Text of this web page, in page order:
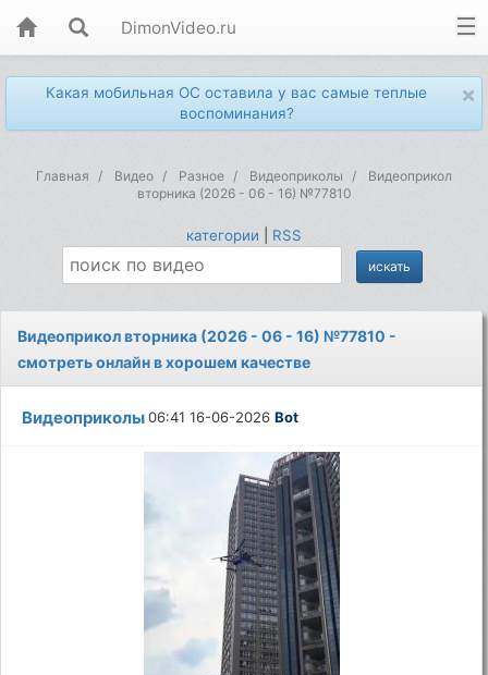
DimonVideo.ru
×
Какая мобильная ОС оставила у вас самые теплые
воспоминания?
Главная Видео Разное Видеоприколы
Видеоприкол
вторника (2026 - 06 - 16) №77810
категории RSS
Видеоприкол вторника (2026 - 06 - 16) №77810 -
смотреть онлайн в хорошем качестве
Видеоприколы06:41 16-06-2026Bot